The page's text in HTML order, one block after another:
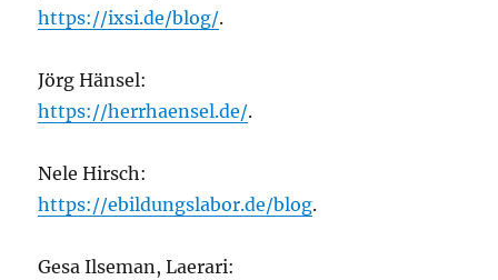
https://ixsi.de/blog/.
Jörg Hänsel:
https://herrhaensel.de/.
Nele Hirsch:
https://ebildungslabor.de/blog.
Gesa Ilseman, Laerari: